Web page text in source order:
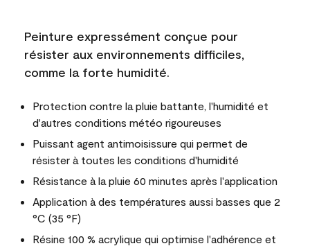
Peinture expressément conçue pour
résister aux environnements difficiles,
comme la forte humidité.
Protection contre la pluie battante, l'humidité et
d'autres conditions météo rigoureuses
Puissant agent antimoisissure qui permet de
résister à toutes les conditions d'humidité
Résistance à la pluie 60 minutes après l'application
Application à des températures aussi basses que 2
°C (35 °F)
Résine 100 % acrylique qui optimise l'adhérence et